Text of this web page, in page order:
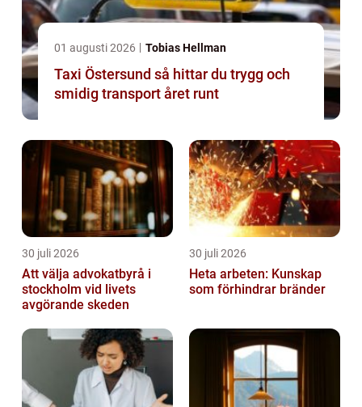
01 augusti 2026 Tobias Hellman
Taxi Östersund så hittar du trygg och
smidig transport året runt
30 juli 2026
Att välja advokatbyrå i
stockholm vid livets
avgörande skeden
30 juli 2026
Heta arbeten: Kunskap
som förhindrar bränder